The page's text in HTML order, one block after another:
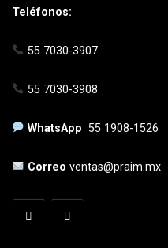
Teléfonos:
55 7030-3907
55 7030-3908
WhatsApp55 1908-1526
Correoventas@praim.mx